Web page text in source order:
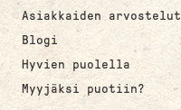
Asiakkaiden arvostelut
Blogi
Hyvien puolella
Myyjäksi puotiin?